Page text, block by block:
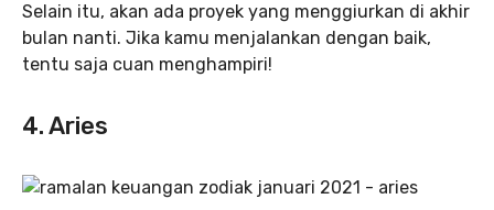
Selain itu, akan ada proyek yang menggiurkan di akhir
bulan nanti. Jika kamu menjalankan dengan baik,
tentu saja cuan menghampiri!
4. Aries